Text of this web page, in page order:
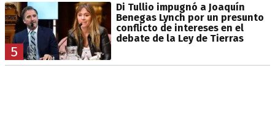
5
Di Tullio impugnó a Joaquín
Benegas Lynch por un presunto
conflicto de intereses en el
debate de la Ley de Tierras